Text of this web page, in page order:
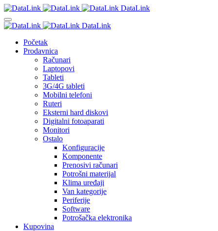
DataLink
DataLink
Početak
Prodavnica
Računari
Laptopovi
Tableti
3G/4G tableti
Mobilni telefoni
Ruteri
Eksterni hard diskovi
Digitalni fotoaparati
Monitori
Ostalo
Konfiguracije
Komponente
Prenosivi računari
Potrošni materijal
Klima uređaji
Van kategorije
Periferije
Software
Potrošačka elektronika
Kupovina